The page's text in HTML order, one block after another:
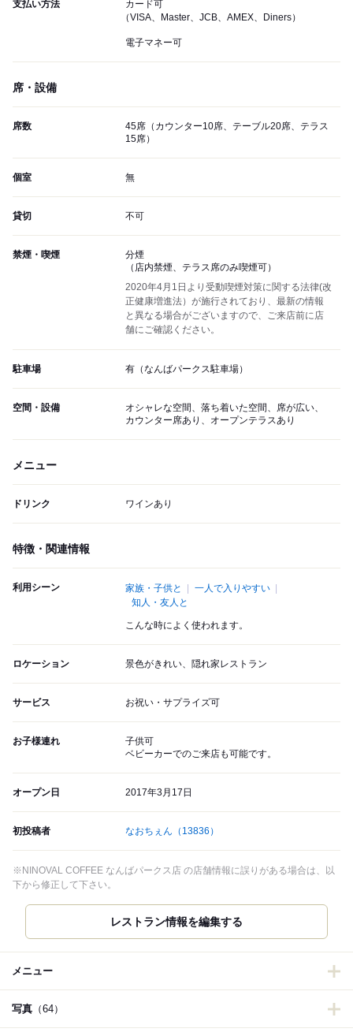
支払い方法
カード可
（VISA、Master、JCB、AMEX、Diners）
電子マネー可
席・設備
席数
45席（カウンター10席、テーブル20席、テラス
15席）
個室 無
貸切 不可
禁煙・喫煙
分煙
（店内禁煙、テラス席のみ喫煙可）
2020年4月1日より受動喫煙対策に関する法律(改
正健康増進法）が施行されており、最新の情報
と異なる場合がございますので、ご来店前に店
舗にご確認ください。
駐車場 有（なんばパークス駐車場）
空間・設備
オシャレな空間、落ち着いた空間、席が広い、
カウンター席あり、オープンテラスあり
メニュー
ドリンク ワインあり
特徴・関連情報
利用シーン 家族・子供と
一人で入りやすい
知人・友人と
こんな時によく使われます。
ロケーション 景色がきれい、隠れ家レストラン
サービス お祝い・サプライズ可
お子様連れ
子供可
ベビーカーでのご来店も可能です。
オープン日 2017年3月17日
初投稿者 なおちぇん （13836）
※NINOVAL COFFEE なんばパークス店 の店舗情報に誤りがある場合は、以
下から修正して下さい。
レストラン情報を編集する
メニュー
写真 （64）